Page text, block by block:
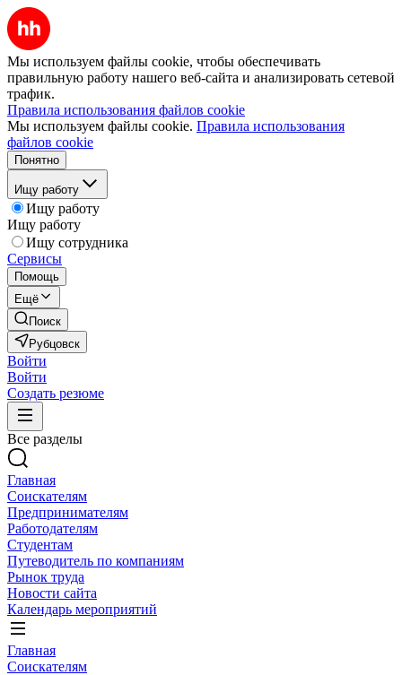
Мы используем файлы cookie, чтобы обеспечивать
правильную работу нашего веб-сайта и анализировать сетевой
трафик.
Правила использования файлов cookie
Мы используем файлы cookie. Правила использования
файлов cookie
Понятно
Ищу работу
Ищу работу
Ищу работу
Ищу сотрудника
Сервисы
Помощь
Ещё
Поиск
Рубцовск
Войти
Войти
Создать резюме
Все разделы
Главная
Соискателям
Предпринимателям
Работодателям
Студентам
Путеводитель по компаниям
Рынок труда
Новости сайта
Календарь мероприятий
Главная
Соискателям